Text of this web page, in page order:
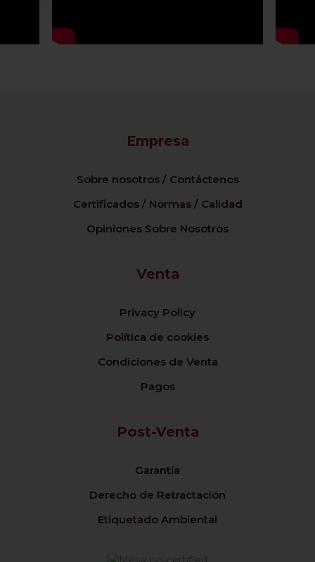
Empresa
Sobre nosotros / Contáctenos
Certificados / Normas / Calidad
Opiniones Sobre Nosotros
Venta
Privacy Policy
Política de cookies
Condiciones de Venta
Pagos
Post-Venta
Garantía
Derecho de Retractación
Etiquetado Ambiental